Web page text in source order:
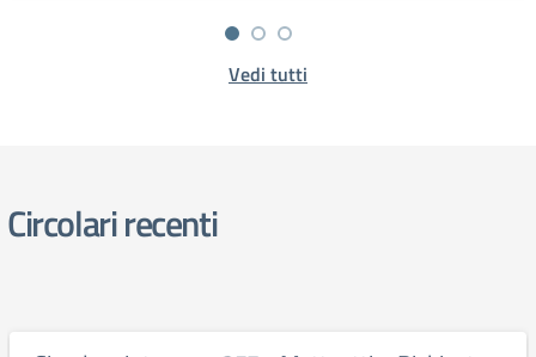
Vedi tutti
Circolari recenti